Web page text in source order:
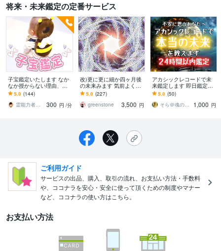
将来・未来鑑定の定番サービス
子宝鑑定いたします なか
なか授からない理由、原
因、守護霊様の言葉をお
伝えします
5.0 (144)
霊能力者 野神 董子（とうこ）
300 円 /分
改)更に更に細か四ヶ月後
の未来みます 気前よく！
ヴィジョンとオーラで更
に更に細かく鑑定。
5.0 (227)
greenstone
3,500 円
アカシックレコードで未
来鑑定します 即日鑑定：
あなたの未来と運命の転
機をお伝えします
5.0 (50)
そら＠魂のアカシックリーダー
1,000 円
ご利用ガイド
サービスの出品、購入、取引の流れ、お支払い方法・手数料
や、ココナラを安心・安全に使って頂くための制度やマナー
など、ココナラの使い方はこちら。
お支払い方法